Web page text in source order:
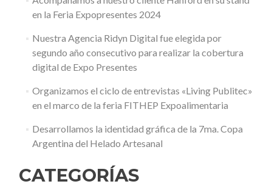
en la Feria Expopresentes 2024
Nuestra Agencia Ridyn Digital fue elegida por
segundo año consecutivo para realizar la cobertura
digital de Expo Presentes
Organizamos el ciclo de entrevistas «Living Publitec»
en el marco de la feria FITHEP Expoalimentaria
Desarrollamos la identidad gráfica de la 7ma. Copa
Argentina del Helado Artesanal
CATEGORÍAS